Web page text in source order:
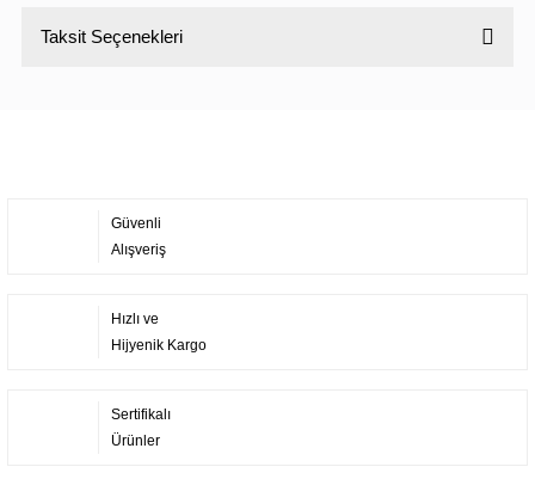
Taksit Seçenekleri
Güvenli
Alışveriş
Hızlı ve
Hijyenik Kargo
Sertifikalı
Ürünler